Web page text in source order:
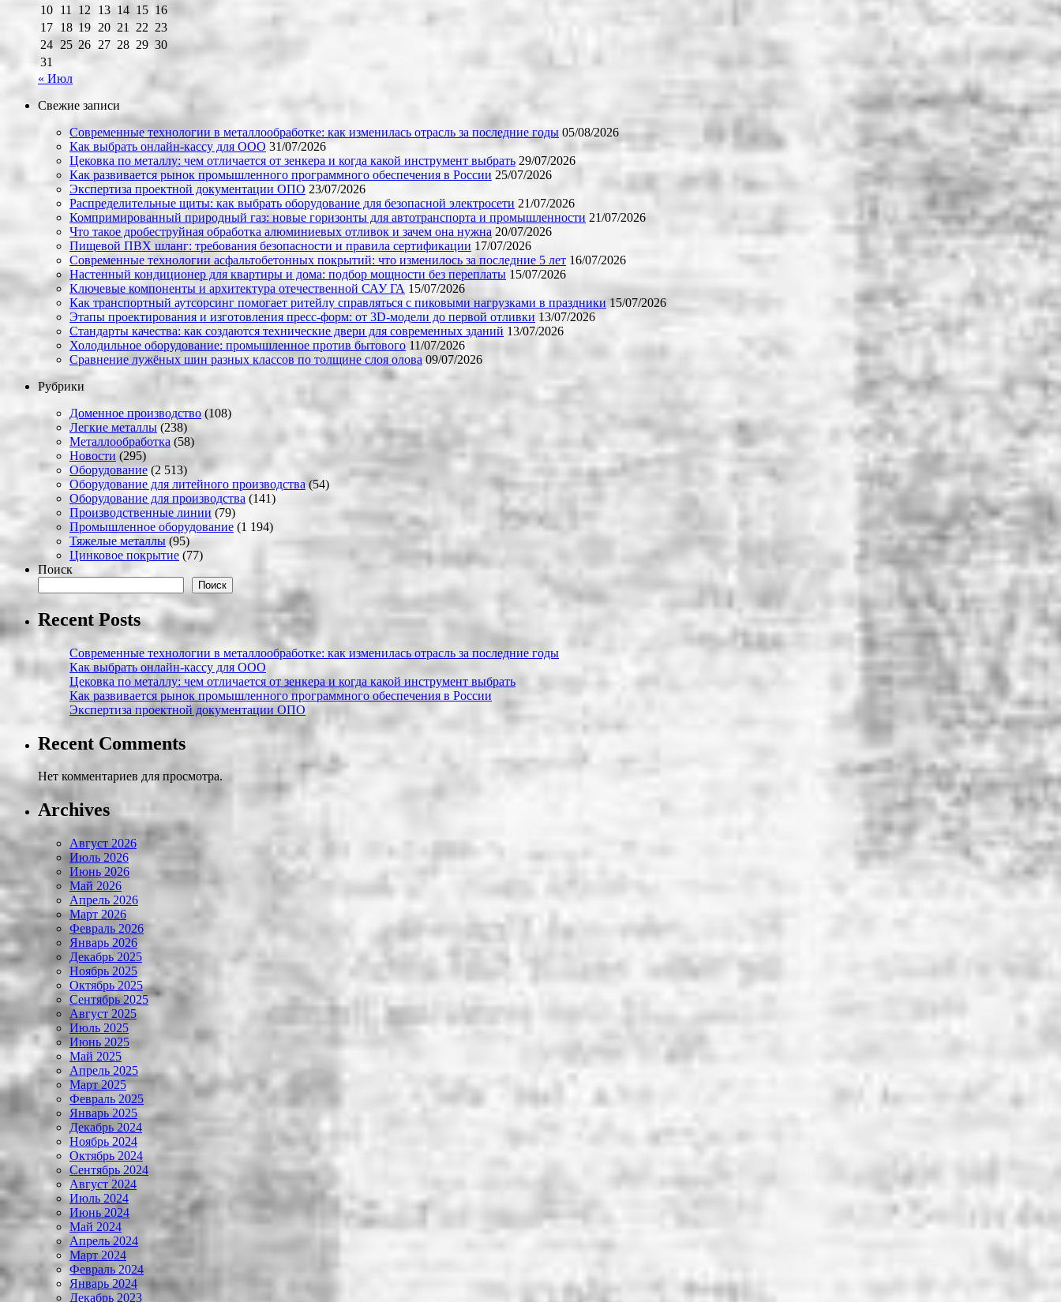
10 11 12 13 14 15 16
17 18 19 20 21 22 23
24 25 26 27 28 29 30
31
« Июл
Свежие записи
Современные технологии в металлообработке: как изменилась отрасль за последние годы 05/08/2026
Как выбрать онлайн-кассу для ООО 31/07/2026
Цековка по металлу: чем отличается от зенкера и когда какой инструмент выбрать 29/07/2026
Как развивается рынок промышленного программного обеспечения в России 25/07/2026
Экспертиза проектной документации ОПО 23/07/2026
Распределительные щиты: как выбрать оборудование для безопасной электросети 21/07/2026
Компримированный природный газ: новые горизонты для автотранспорта и промышленности 21/07/2026
Что такое дробеструйная обработка алюминиевых отливок и зачем она нужна 20/07/2026
Пищевой ПВХ шланг: требования безопасности и правила сертификации 17/07/2026
Современные технологии асфальтобетонных покрытий: что изменилось за последние 5 лет 16/07/2026
Настенный кондиционер для квартиры и дома: подбор мощности без переплаты 15/07/2026
Ключевые компоненты и архитектура отечественной САУ ГА 15/07/2026
Как транспортный аутсорсинг помогает ритейлу справляться с пиковыми нагрузками в праздники 15/07/2026
Этапы проектирования и изготовления пресс-форм: от 3D-модели до первой отливки 13/07/2026
Стандарты качества: как создаются технические двери для современных зданий 13/07/2026
Холодильное оборудование: промышленное против бытового 11/07/2026
Сравнение лужёных шин разных классов по толщине слоя олова 09/07/2026
Рубрики
Доменное производство (108)
Легкие металлы (238)
Металлообработка (58)
Новости (295)
Оборудование(2 513)
Оборудование для литейного производства(54)
Оборудование для производства (141)
Производственные линии (79)
Промышленное оборудование (1 194)
Тяжелые металлы (95)
Цинковое покрытие (77)
Поиск
Поиск
Recent Posts
Современные технологии в металлообработке: как изменилась отрасль за последние годы
Как выбрать онлайн-кассу для ООО
Цековка по металлу: чем отличается от зенкера и когда какой инструмент выбрать
Как развивается рынок промышленного программного обеспечения в России
Экспертиза проектной документации ОПО
Recent Comments
Нет комментариев для просмотра.
Archives
Август 2026
Июль 2026
Июнь 2026
Май 2026
Апрель 2026
Март 2026
Февраль 2026
Январь 2026
Декабрь 2025
Ноябрь 2025
Октябрь 2025
Сентябрь 2025
Август 2025
Июль 2025
Июнь 2025
Май 2025
Апрель 2025
Март 2025
Февраль 2025
Январь 2025
Декабрь 2024
Ноябрь 2024
Октябрь 2024
Сентябрь 2024
Август 2024
Июль 2024
Июнь 2024
Май 2024
Апрель 2024
Март 2024
Февраль 2024
Январь 2024
Декабрь 2023